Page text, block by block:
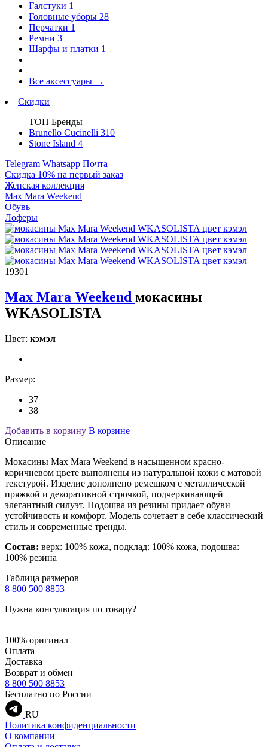
Галстуки 1
Головные уборы 28
Перчатки 1
Ремни 3
Шарфы и платки 1
Все аксессуары →
Скидки
ТОП Бренды
Brunello Cucinelli 310
Stone Island 4
Telegram Whatsapp Почта
Скидка 10% на первый заказ
Женская коллекция
Max Mara Weekend
Обувь
Лоферы
19301
Max Mara Weekend мокасины
WKASOLISTA
Цвет: кэмэл
Размер:
37
38
Добавить в корзину В корзине
Описание
Мокасины Max Mara Weekend в насыщенном красно-
коричневом цвете выполнены из натуральной кожи с матовой
текстурой. Изделие дополнено ремешком с металлической
пряжкой и декоративной строчкой, подчеркивающей
элегантный силуэт. Подошва из резины придает обуви
устойчивость и комфорт. Модель сочетает в себе классический
стиль и современные тренды.
Состав: верх: 100% кожа, подклад: 100% кожа, подошва:
100% резина
Таблица размеров
8 800 500 8853
Нужна консультация по товару?
100% оригинал
Оплата
Доставка
Возврат и обмен
8 800 500 8853
Бесплатно по России
RU
Политика конфиденциальности
О компании